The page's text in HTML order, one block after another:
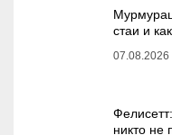
стаи и
07.08.2026
никто не